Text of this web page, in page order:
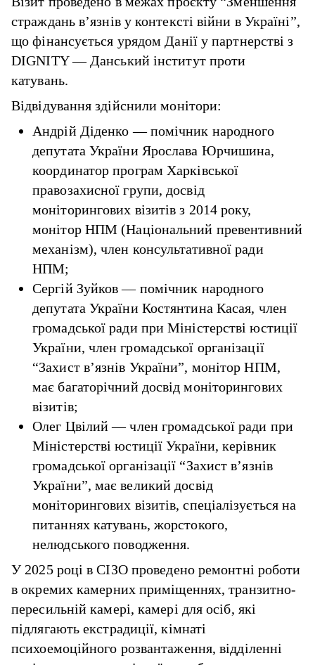
страждань в’язнів у контексті війни в Україні”,
що фінансується урядом Данії у партнерстві з
DIGNITY — Данський інститут проти
катувань.
Відвідування здійснили монітори:
Андрій Діденко — помічник народного
депутата України Ярослава Юрчишина,
координатор програм Харківської
правозахисної групи, досвід
моніторингових візитів з 2014 року,
монітор НПМ (Національний превентивний
механізм), член консультативної ради
НПМ;
Сергій Зуйков — помічник народного
депутата України Костянтина Касая, член
громадської ради при Міністерстві юстиції
України, член громадської організації
“Захист в’язнів України”, монітор НПМ,
має багаторічний досвід моніторингових
візитів;
Олег Цвілий — член громадської ради при
Міністерстві юстиції України, керівник
громадської організації “Захист в’язнів
України”, має великий досвід
моніторингових візитів, спеціалізується на
питаннях катувань, жорстокого,
нелюдського поводження.
У 2025 році в СІЗО проведено ремонтні роботи
в окремих камерних приміщеннях, транзитно-
пересильній камері, камері для осіб, які
підлягають екстрадиції, кімнаті
психоемоційного розвантаження, відділенні